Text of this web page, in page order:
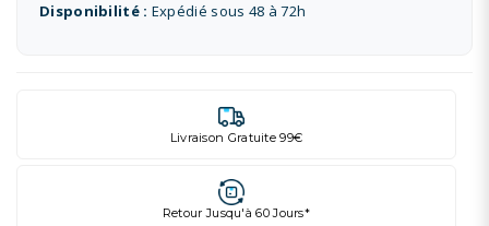
Disponibilité : Expédié sous 48 à 72h
Livraison Gratuite 99€
Retour Jusqu'à 60 Jours*